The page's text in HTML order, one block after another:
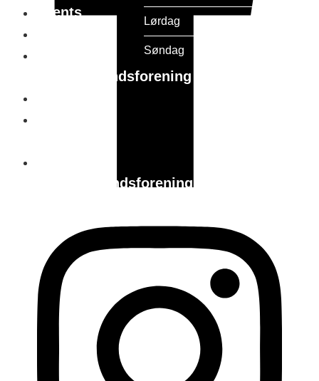
Events
handelsstandsforening
Handelsstandsforening
Lørdag
Søndag